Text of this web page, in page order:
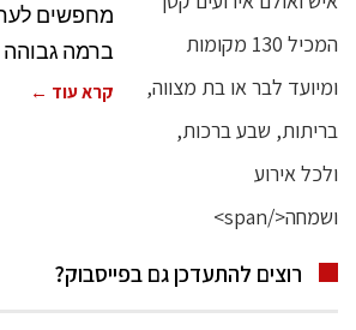
מחפשים
ברמה גבוהה
קרא עוד ←
רוצים להתעדכן גם בפייסבוק?